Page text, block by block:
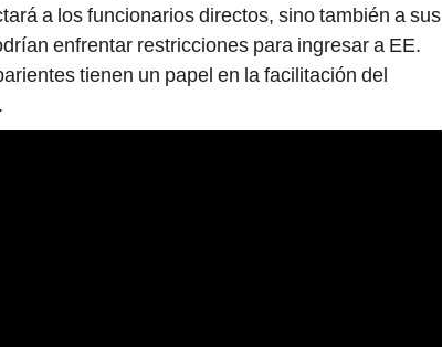
a los funcionarios directos, sino también a sus
enfrentar restricciones para ingresar a EE.
tienen un papel en la facilitación del